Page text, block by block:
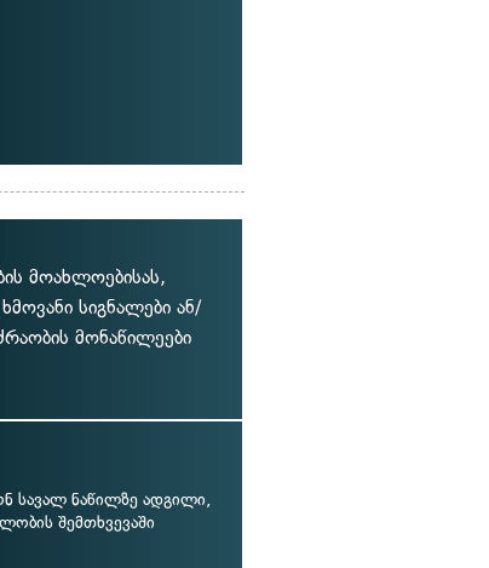
მოახლოებისას,
სიგნალები ან/
მონაწილეები
სავალ ნაწილზე ადგილი,
შემთხვევაში